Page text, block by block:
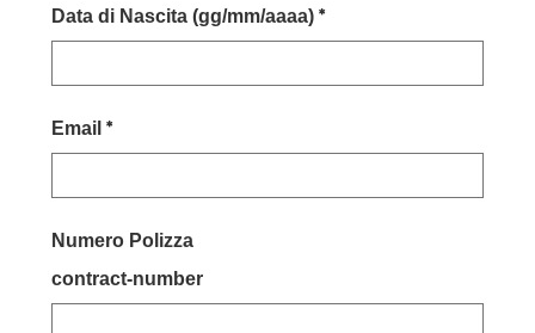
Data di Nascita (gg/mm/aaaa)
Email
Numero Polizza
contract-number